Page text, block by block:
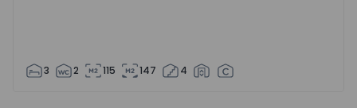
3 2 115 147 4